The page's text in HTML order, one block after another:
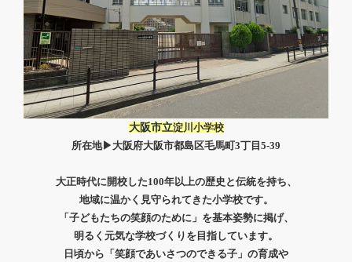
大阪市立淀川小学校
所在地▶大阪府大阪市都島区毛馬町3丁目5-39
大正時代に開校した100年以上の歴史と伝統を持ち、
地域に温かく見守られてきた小学校です。
「子どもたちの笑顔のために」を基本姿勢に掲げ、
明るく元気な学校づくりを目指しています。
日頃から「笑顔であいさつのできる子」の育成や